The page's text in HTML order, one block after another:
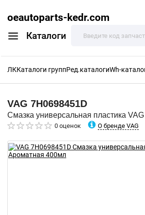
oeautoparts-kedr.com
Каталоги
ЛККаталоги группРед.каталогиWh-
VAG 7H0698451D
Смазка универсальная пластика
0 оценок О бренде VAG